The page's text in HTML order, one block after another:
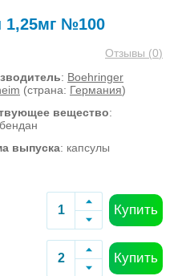
1,25мг №100
Отзывы (0)
: Boehringer
(страна: Германия)
вещество:
выпуска: капсулы
Купить
Купить